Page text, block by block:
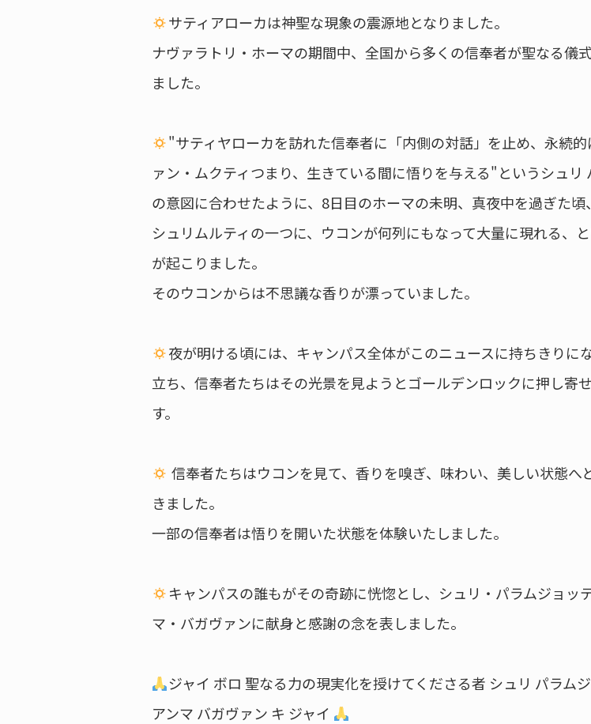
サティアローカは神聖な現象の震源地となりました。
ナヴァラトリ・ホーマの期間中、全国から多くの信奉者が聖なる儀
ました。
"サティヤローカを訪れた信奉者に「内側の対話」を止め、永続
ァン・ムクティつまり、生きている間に悟りを与える"というシュリ
の意図に合わせたように、8日目のホーマの未明、真夜中を過ぎた頃
シュリムルティの一つに、ウコンが何列にもなって大量に現れる、
が起こりました。
そのウコンからは不思議な香りが漂っていました。
夜が明ける頃には、キャンパス全体がこのニュースに持ちきりに
立ち、信奉者たちはその光景を見ようとゴールデンロックに押し寄
す。
信奉者たちはウコンを見て、香りを嗅ぎ、味わい、美しい状態へ
きました。
一部の信奉者は悟りを開いた状態を体験いたしました。
キャンパスの誰もがその奇跡に恍惚とし、シュリ・パラムジョッ
マ・バガヴァンに献身と感謝の念を表しました。
ジャイ ボロ 聖なる力の現実化を授けてくださる者 シュリ パラム
アンマ バガヴァン キ ジャイ